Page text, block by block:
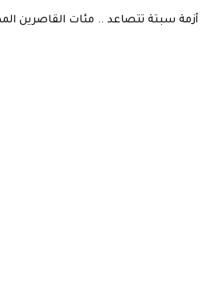
أزمة سبتة تتصاعد .. مئات القاصرين